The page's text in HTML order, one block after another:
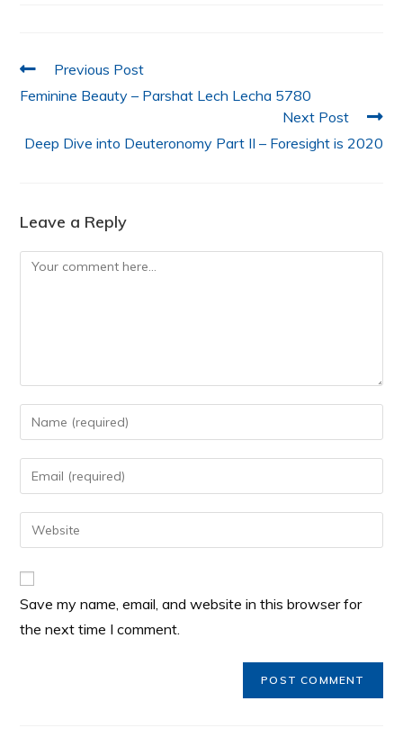
k
Previous Post
Feminine Beauty – Parshat Lech Lecha 5780
Next Post
Deep Dive into Deuteronomy Part II – Foresight is 2020
Leave a Reply
Save my name, email, and website in this browser for
the next time I comment.